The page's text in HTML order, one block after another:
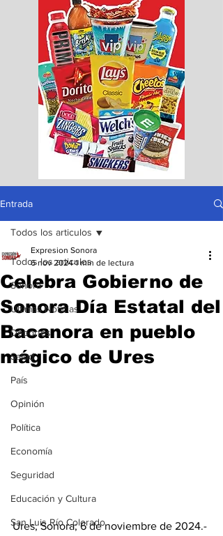
Entrada
Todos los articulos
Sonora
Ultimas Noticias
Deportes
Salud
País
Opinión
Política
Economía
Seguridad
Educación y Cultura
San Luis Río Colorado
Todos los articulos
Celebra Gobierno de
Sonora Día Estatal del
Bacanora en pueblo
mágico de Ures
Expresion Sonora
6 nov 2024 1 min de lectura
Ures, Sonora; 6 de noviembre de 2024.-